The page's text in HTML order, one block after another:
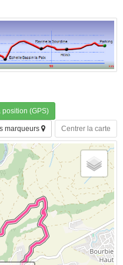
position (GPS)
Centrer la carte
marqueurs